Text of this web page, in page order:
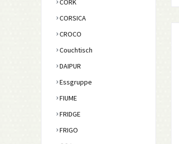
CORK
CORSICA
CROCO
Couchtisch
DAIPUR
Essgruppe
FIUME
FRIDGE
FRIGO